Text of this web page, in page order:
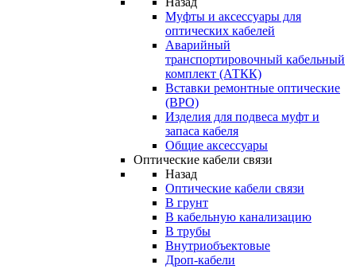
Муфты и аксессуары для
оптических кабелей
Аварийный
транспортировочный кабельный
комплект (АТКК)
Вставки ремонтные оптические
(ВРО)
Изделия для подвеса муфт и
запаса кабеля
Общие аксессуары
Оптические кабели связи
Назад
Оптические кабели связи
В грунт
В кабельную канализацию
В трубы
Внутриобъектовые
Дроп-кабели